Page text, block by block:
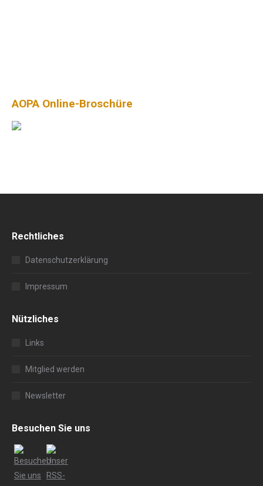
AOPA Online-Broschüre
Rechtliches
Datenschutzerklärung
Impressum
Nützliches
Links
Mitglied werden
Newsletter
Besuchen Sie uns